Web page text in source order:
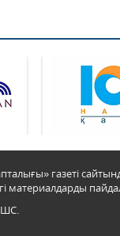
газеті
материалдарды